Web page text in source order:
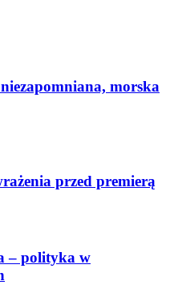
morska
przed premierą
– polityka w